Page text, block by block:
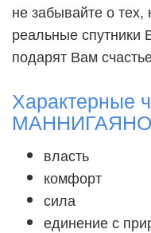
не забывайте о тех,
реальные
подарят Вам
Характерные
власть
комфорт
сила
единение с